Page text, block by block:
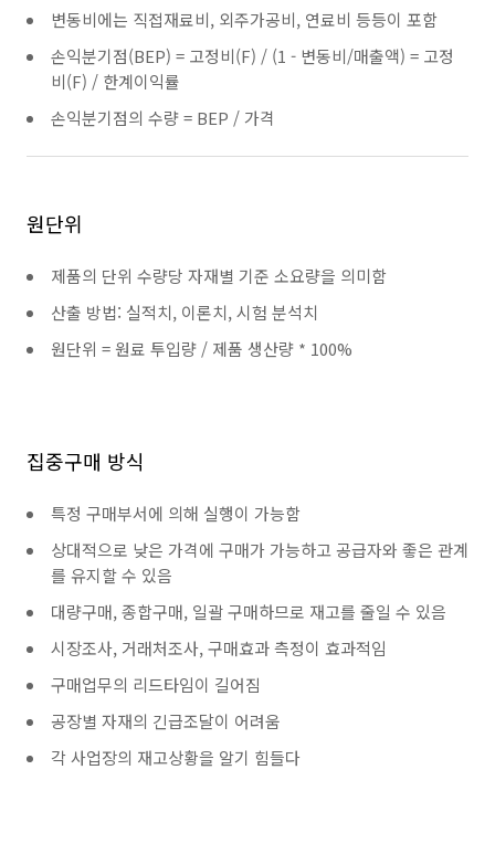
변동비에는 직접재료비, 외주가공비, 연료비 등등이 포함
손익분기점(BEP) = 고정비(F) / (1 - 변동비/매출액) = 고정
비(F) / 한계이익률
손익분기점의 수량 = BEP / 가격
원단위
제품의 단위 수량당 자재별 기준 소요량을 의미함
산출 방법: 실적치, 이론치, 시험 분석치
원단위 = 원료 투입량 / 제품 생산량 * 100%
집중구매 방식
특정 구매부서에 의해 실행이 가능함
상대적으로 낮은 가격에 구매가 가능하고 공급자와 좋은 관계
를 유지할 수 있음
대량구매, 종합구매, 일괄 구매하므로 재고를 줄일 수 있음
시장조사, 거래처조사, 구매효과 측정이 효과적임
구매업무의 리드타임이 길어짐
공장별 자재의 긴급조달이 어려움
각 사업장의 재고상황을 알기 힘들다